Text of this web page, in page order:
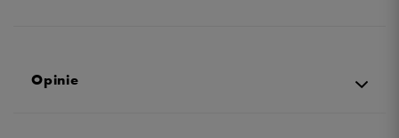
Opinie